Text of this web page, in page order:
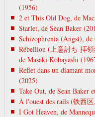
(1956)
2 et This Old Dog, de
Starlet, de Sean Baker
Schizophrenia (Angst),
Rébellion (上意討ち 拝領
de Masaki Kobayashi
Reflet dans un diamant
(2025)
Take Out, de Sean Baker
À l'ouest des rails (铁西
I Got Heaven, de